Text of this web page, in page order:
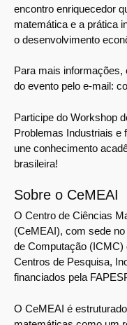
encontro enriquecedor
matemática e a prática
o desenvolvimento
Para mais
do evento pelo e-mail:
Participe do Workshop
Problemas Industriais e
une conhecimento
brasileira!
Sobre o CeMEAI
O Centro de Ciências
(CeMEAI), com sede
de Computação (ICMC)
Centros de Pesquisa,
financiados pela
O CeMEAI é